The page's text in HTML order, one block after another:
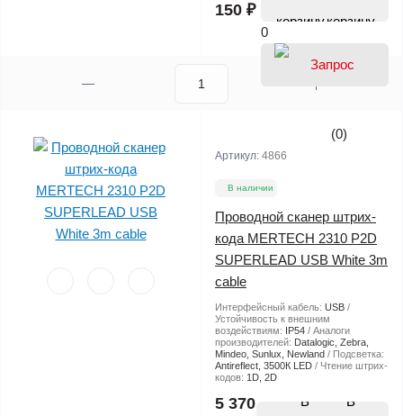
150 ₽
корзину
0
(0)
Артикул: 4866
В наличии
Проводной сканер штрих-
кода MERTECH 2310 P2D
SUPERLEAD USB White 3m
cable
Интерфейсный кабель: USB
Устойчивость к внешним
воздействиям: IP54
Аналоги
производителей: Datalogic, Zebra,
Mindeo, Sunlux, Newland
Подсветка:
Antireflect, 3500К LED
Чтение штрих-
кодов: 1D, 2D
5 370
В